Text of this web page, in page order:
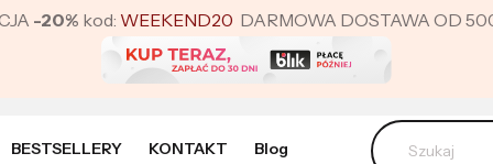
-20% kod: WEEKEND20 DARMOWA DOSTAWA OD
BESTSELLERY KONTAKT Blog